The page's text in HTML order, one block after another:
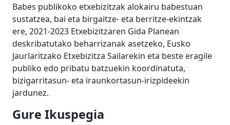
Babes publikoko etxebizitzak alokairu babestuan
sustatzea, bai eta birgaitze- eta berritze-ekintzak
ere, 2021-2023 Etxebizitzaren Gida Planean
deskribatutako beharrizanak asetzeko, Eusko
Jaurlaritzako Etxebizitza Sailarekin eta beste eragile
publiko edo pribatu batzuekin koordinatuta,
bizigarritasun- eta iraunkortasun-irizpideekin
jardunez.
Gure Ikuspegia